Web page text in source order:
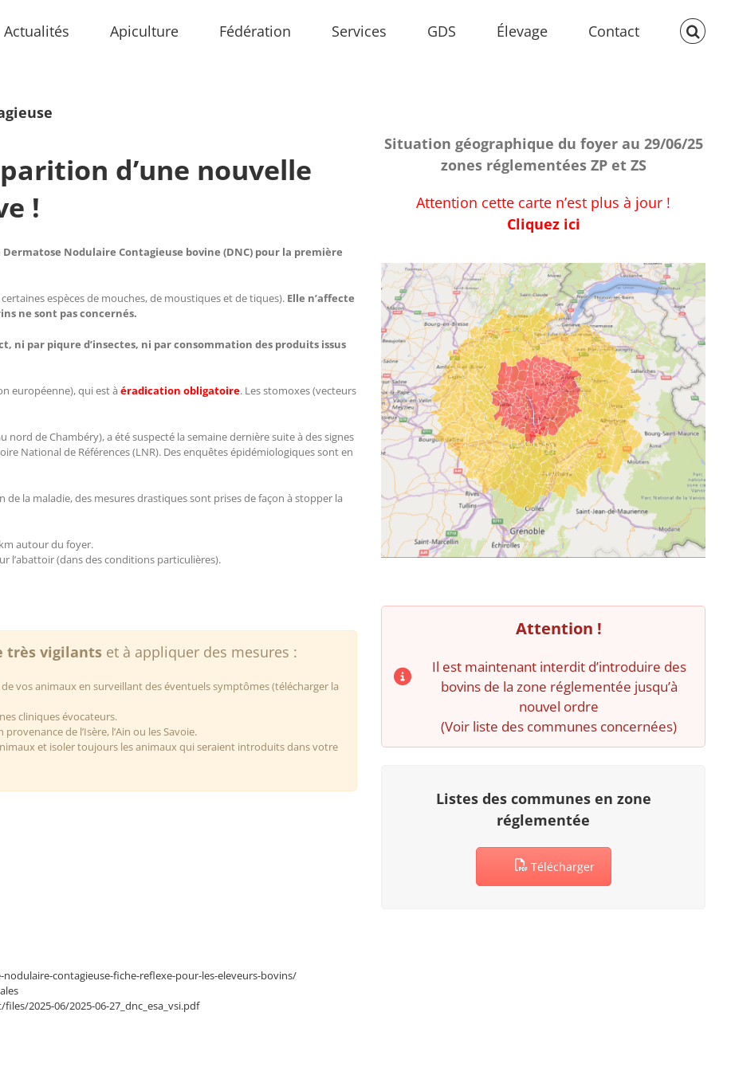
Actualités Apiculture Fédération Services GDS Élevage Contact
d’une nouvelle
!
Nodulaire Contagieuse bovine (DNC) pour la première
espèces de mouches, de moustiques et de tiques). Elle n’affecte
ne sont pas concernés.
ni par piqure d’insectes, ni par consommation des produits issus
européenne), qui est à éradication obligatoire. Les stomoxes (vecteurs
nord de Chambéry), a été suspecté la semaine dernière suite à des signes
National de Références (LNR). Des enquêtes épidémiologiques sont en
la maladie, des mesures drastiques sont prises de façon à stopper la
autour du foyer.
l’abattoir (dans des conditions particulières).
très vigilants et à appliquer des mesures :
vos animaux en surveillant des éventuels symptômes (télécharger la
cliniques évocateurs.
de l’Isère, l’Ain ou les Savoie.
et isoler toujours les animaux qui seraient introduits dans votre
Situation géographique du foyer au 29/06/25
zones réglementées ZP et ZS
Attention cette carte n’est plus à jour !
Cliquez ici
Attention !
Il est maintenant interdit d’introduire des
bovins de la zone réglementée jusqu’à
nouvel ordre
(Voir liste des communes concernées)
Listes des communes en zone
réglementée
Télécharger
contagieuse-fiche-reflexe-pour-les-eleveurs-bovins/
2025-06/2025-06-27_dnc_esa_vsi.pdf